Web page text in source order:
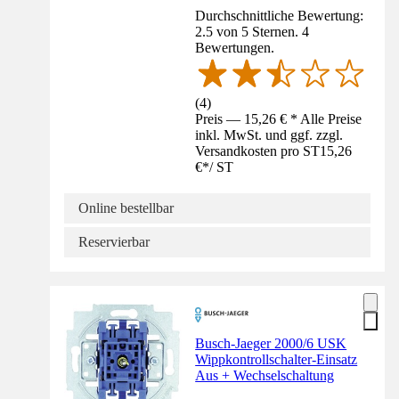
Durchschnittliche Bewertung:
2.5 von 5 Sternen. 4
Bewertungen.
(4)
Preis — 15,26 € * Alle Preise
inkl. MwSt. und ggf. zzgl.
Versandkosten pro ST15,26
€*/ ST
Online bestellbar
Reservierbar
Busch-Jaeger 2000/6 USK
Wippkontrollschalter-Einsatz
Aus + Wechselschaltung